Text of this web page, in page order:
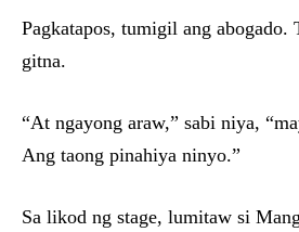
Pagkatapos, tumigil ang abogado.
gitna.
“At ngayong araw,” sabi niya,
Ang taong pinahiya ninyo.”
Sa likod ng stage, lumitaw si